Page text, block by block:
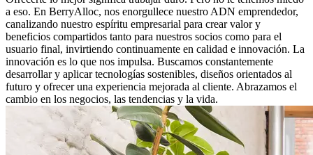
a eso. En BerryAlloc, nos enorgullece nuestro ADN emprendedor,
canalizando nuestro espíritu empresarial para crear valor y
beneficios compartidos tanto para nuestros socios como para el
usuario final, invirtiendo continuamente en calidad e innovación. La
innovación es lo que nos impulsa. Buscamos constantemente
desarrollar y aplicar tecnologías sostenibles, diseños orientados al
futuro y ofrecer una experiencia mejorada al cliente. Abrazamos el
cambio en los negocios, las tendencias y la vida.